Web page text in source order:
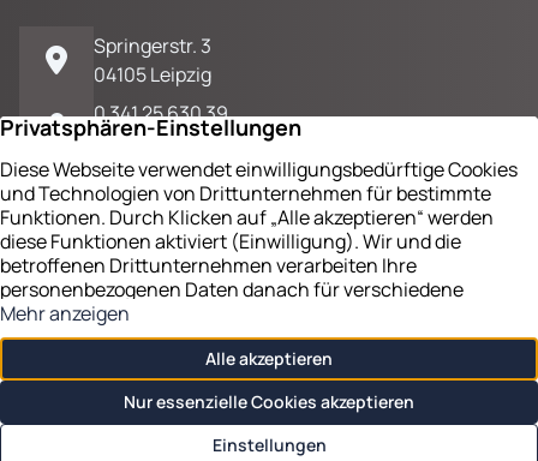
Springerstr. 3
04105 Leipzig
0 341 25 630 39
E-Mail / Kontakt
Impressum
Datenschutz